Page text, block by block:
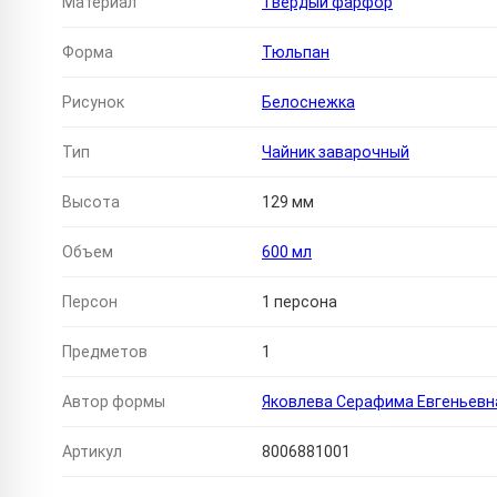
Форма Тюльпан
Рисунок Белоснежка
Тип Чайник заварочный
Высота 129 мм
Объем 600 мл
Персон 1 персона
Предметов 1
Автор формы Яковлева Серафима
Артикул 8006881001